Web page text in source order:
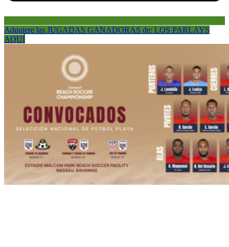
Adquiere las JUGADAS GANADORAS de: LOS PARLAYS
AQUÍ